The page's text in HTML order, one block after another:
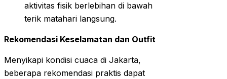
aktivitas fisik berlebihan di bawah
terik matahari langsung.
Rekomendasi Keselamatan dan Outfit
Menyikapi kondisi cuaca di Jakarta,
beberapa rekomendasi praktis dapat